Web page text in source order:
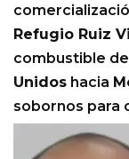
Refugio Ruiz
combustible
Unidos hacia
sobornos para